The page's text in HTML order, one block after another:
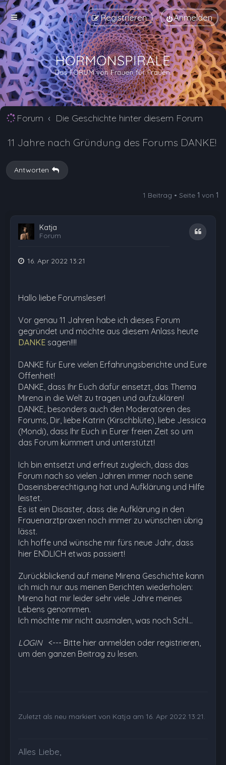
Anmelden
Registrieren
Forum Die Geschichte hinter diesem Forum
11 Jahre nach Gründung des Forums DANKE!
Antworten
1 Beitrag • Seite 1 von 1
Katja
Forum
Zitat
16. Apr 2022 13:21
Hallo liebe Forumsleser!
Vor genau 11 Jahren habe ich dieses Forum
gegründet und möchte aus diesem Anlass heute
DANKE sagen!!!!
DANKE für Eure vielen Erfahrungsberichte und Eure
Offenheit!
DANKE, dass Ihr Euch dafür einsetzt, das Thema
Mirena in die Welt zu tragen und aufzuklären!
DANKE, besonders auch den Moderatoren des
Forums, Dir, liebe Katrin (Kirschblüte), liebe Jessica
(Mondi), dass Ihr Euch in Eurer freien Zeit so um
das Forum kümmert und unterstützt!
Ich bin entsetzt und erfreut zugleich, dass das
Forum nach so vielen Jahren immer noch seine
Daseinsberechtigung hat und Aufklärung und Hilfe
leistet.
Es ist ein Disaster, dass die Aufklärung in den
Frauenarztpraxen noch immer zu wünschen übrig
lässt.
Ich hoffe und wünsche mir fürs neue Jahr, dass
hier ENDLICH etwas passiert!
Zurückblickend auf meine Mirena Geschichte kann
ich mich nur aus meinen Berichten wiederholen:
Mirena hat mir leider sehr viele Jahre meines
Lebens genommen.
Ich möchte mir nicht ausmalen, was noch Schl…
LOGIN <--- Bitte hier anmelden oder registrieren,
um den ganzen Beitrag zu lesen.
Zuletzt als neu markiert von Katja am 16. Apr 2022 13:21.
Alles Liebe,